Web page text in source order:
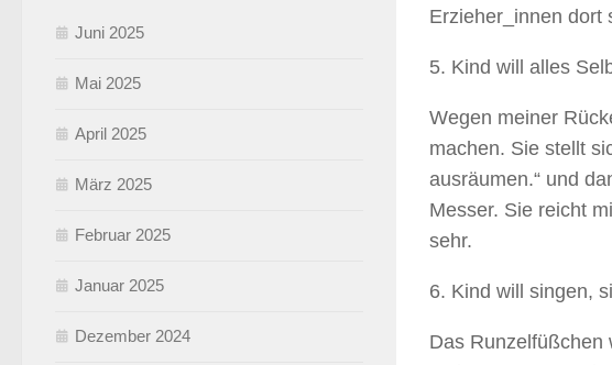
Erzieher_innen dort
5. Kind will alles
Wegen meiner
machen. Sie stellt
ausräumen.“ und
Messer. Sie reicht
sehr.
6. Kind will singen,
Das Runzelfüßchen
Juni 2025
Mai 2025
April 2025
März 2025
Februar 2025
Januar 2025
Dezember 2024